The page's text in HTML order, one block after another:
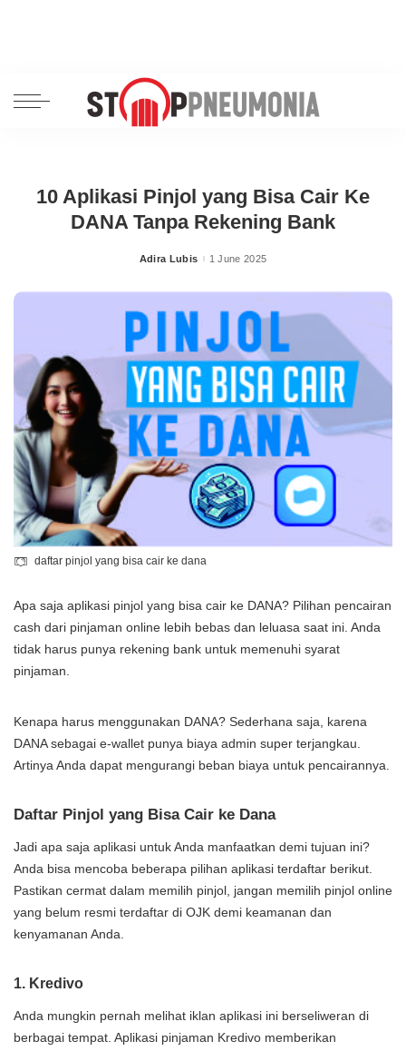
10 Aplikasi Pinjol yang Bisa Cair Ke
DANA Tanpa Rekening Bank
Posted
Adira Lubis 1 June 2025
daftar pinjol yang bisa cair ke dana
Apa saja aplikasi pinjol yang bisa cair ke DANA? Pilihan pencairan
cash dari pinjaman online lebih bebas dan leluasa saat ini. Anda
tidak harus punya rekening bank untuk memenuhi syarat
pinjaman.
Kenapa harus menggunakan DANA? Sederhana saja, karena
DANA sebagai e-wallet punya biaya admin super terjangkau.
Artinya Anda dapat mengurangi beban biaya untuk pencairannya.
Daftar Pinjol yang Bisa Cair ke Dana
Jadi apa saja aplikasi untuk Anda manfaatkan demi tujuan ini?
Anda bisa mencoba beberapa pilihan aplikasi terdaftar berikut.
Pastikan cermat dalam memilih pinjol, jangan memilih pinjol online
yang belum resmi terdaftar di OJK demi keamanan dan
kenyamanan Anda.
1. Kredivo
Anda mungkin pernah melihat iklan aplikasi ini berseliweran di
berbagai tempat. Aplikasi pinjaman Kredivo memberikan